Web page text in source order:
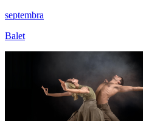
septembra
Balet